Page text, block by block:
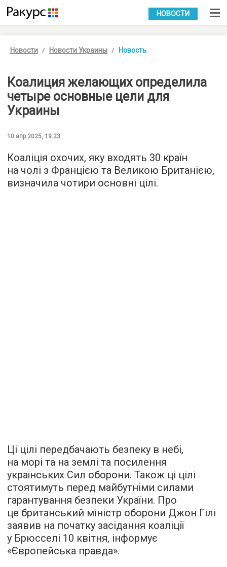
УКР РУС
НОВОСТИ
Новости Новости Украины Новость
Коалиция желающих определила
четыре основные цели для
Украины
10 апр 2025, 19:23
Коаліція охочих, яку входять 30 країн
на чолі з Францією та Великою Британією,
визначила чотири основні цілі.
Ці цілі передбачають безпеку в небі,
на морі та на землі та посилення
українських Сил оборони. Також ці цілі
стоятимуть перед майбутніми силами
гарантування безпеки України. Про
це британський міністр оборони Джон Гілі
заявив на початку засідання коаліції
у Брюсселі 10 квітня, інформує
«Європейська правда».